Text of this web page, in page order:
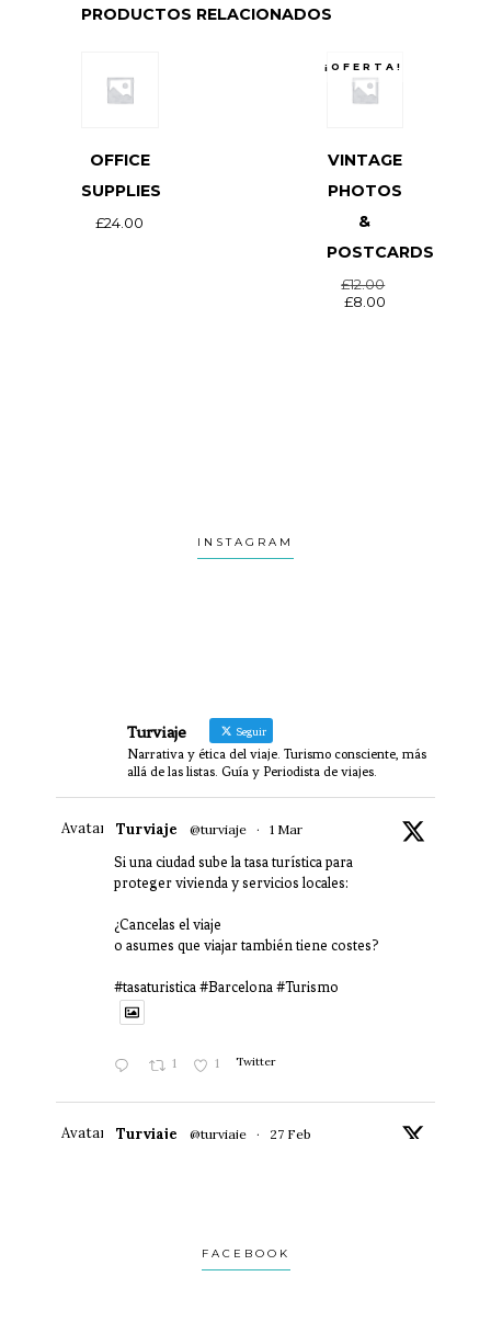
PRODUCTOS RELACIONADOS
OFFICE
SUPPLIES
£24.00
¡OFERTA!
VINTAGE
PHOTOS
&
POSTCARDS
£12.00
£8.00
INSTAGRAM
Turviaje Seguir
Narrativa y ética del viaje. Turismo consciente, más
allá de las listas. Guía y Periodista de viajes.
Avatar Turviaje @turviaje ·
1 Mar
Si una ciudad sube la tasa turística para
proteger vivienda y servicios locales:
¿Cancelas el viaje
o asumes que viajar también tiene costes?
#tasaturistica #Barcelona #Turismo
1 1 Twitter
Avatar Turviaje @turviaje ·
27 Feb
Te lo cuento aquí:
FACEBOOK